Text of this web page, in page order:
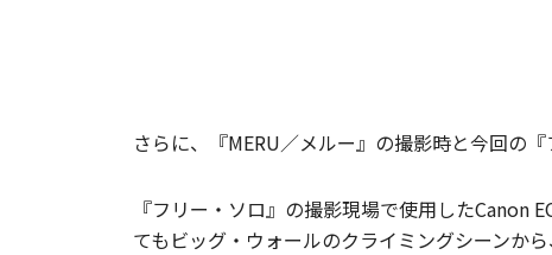
さらに、『MERU／メルー』の撮影時と今回の
『フリー・ソロ』の撮影現場で使用したCanon
てもビッグ・ウォールのクライミングシーンか